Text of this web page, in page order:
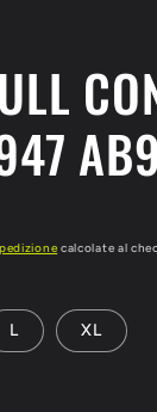
calcolate al
L XL